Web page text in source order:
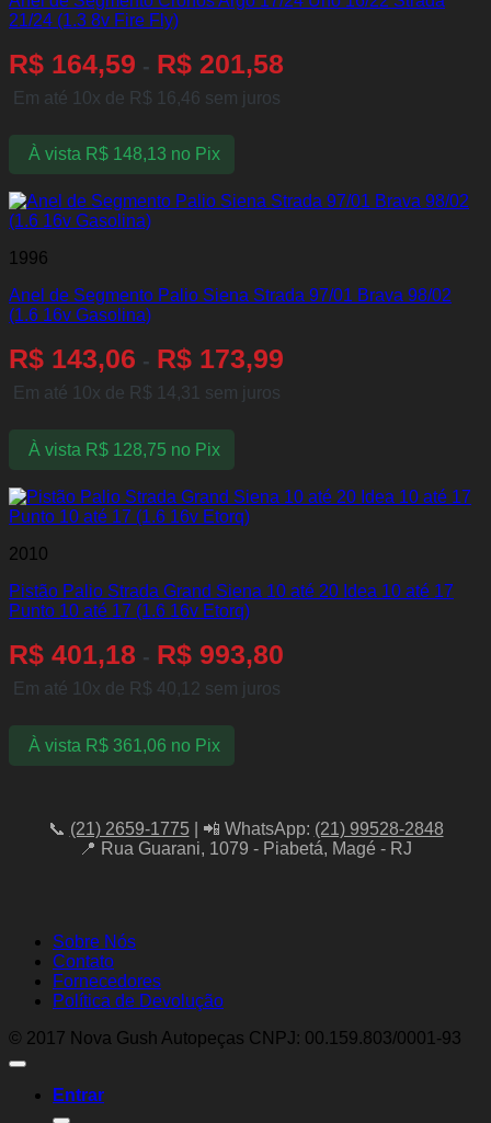
21/24 (1.3 8v Fire Fly)
R$ 164,59 - R$ 201,58
Em até 10x de R$ 16,46 sem juros
À vista R$148,13 no Pix
1996
Anel de Segmento Palio Siena Strada 97/01 Brava 98/02
(1.6 16v Gasolina)
R$ 143,06 - R$ 173,99
Em até 10x de R$ 14,31 sem juros
À vista R$128,75 no Pix
2010
Pistão Palio Strada Grand Siena 10 até 20 Idea 10 até 17
Punto 10 até 17 (1.6 16v Etorq)
R$ 401,18 - R$ 993,80
Em até 10x de R$ 40,12 sem juros
À vista R$361,06 no Pix
📞 (21) 2659-1775| 📲 WhatsApp: (21) 99528-2848
📍 Rua Guarani, 1079 - Piabetá, Magé - RJ
Sobre Nós
Contato
Fornecedores
Política de Devolução
© 2017 Nova Gush Autopeças CNPJ: 00.159.803/0001-93
Entrar